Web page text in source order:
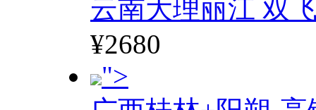
云南大理丽江 双
¥2680
">